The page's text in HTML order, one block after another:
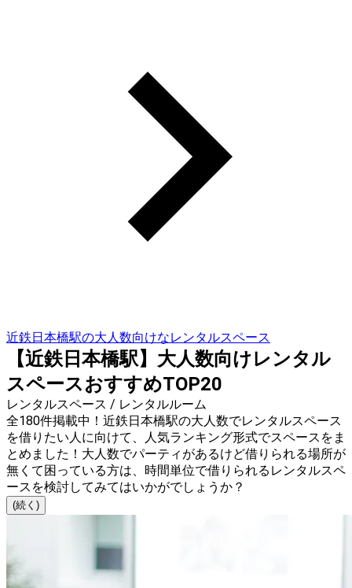
近鉄日本橋駅の大人数向けなレンタルスペース
【近鉄日本橋駅】大人数向けレンタル
スペースおすすめTOP20
レンタルスペース / レンタルルーム
全180件掲載中！近鉄日本橋駅の大人数でレンタルスペース
を借りたい人に向けて、人気ランキング形式でスペースをま
とめました！大人数でパーティがあるけど借りられる場所が
無くて困っている方は、時間単位で借りられるレンタルスペ
ースを検討してみてはいかがでしょうか？
(続く)